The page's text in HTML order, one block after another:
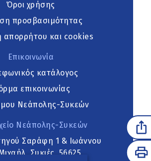
Όροι χρήσης
προσβασιμότητας
απορρήτου και cookies
Επικοινωνία
κατάλογος
επικοινωνίας
Νεάπολης-Συκεών
Νεάπολης-Συκεών
Σαράφη 1 & Ιωάννου
Συκιές, 56625